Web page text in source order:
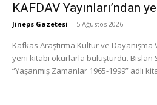
KAFDAV Yayınları’ndan
Jineps Gazetesi - 5 Ağustos 2026
Kafkas Araştırma Kültür ve Dayanışma
yeni kitabı okurlarla buluşturdu. Bislan
“Yaşanmış Zamanlar 1965-1999” adlı